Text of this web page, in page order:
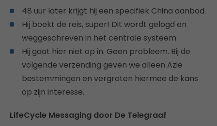
48 uur later krijgt hij een specifiek China aanbod.
Hij boekt de reis, super! Dit wordt gelogd en
weggeschreven in het centrale systeem.
Hij gaat hier niet op in. Geen probleem. Bij de
volgende verzending geven we alleen Azië
bestemmingen en vergroten hiermee de kans
op zijn interesse.
LifeCycle Messaging door De Telegraaf